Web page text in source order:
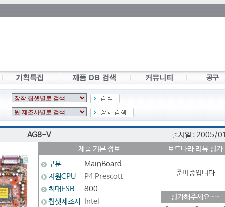
AG8-V 출시일 : 2005/01
제품 기본 정보
보드나라 리뷰 평가
구분
MainBoard
지원CPU
P4 Prescott
최대FSB
800
칩셋제조사
Intel
준비중입니다
평가해주세요~~